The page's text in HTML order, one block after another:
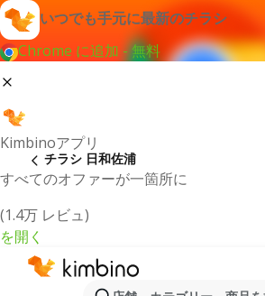
いつでも手元に最新のチラシ
Chrome に追加 - 無料
Kimbinoアプリ
すべてのオファーが一箇所に
(1.4万 レビュ)
を開く
チラシ 日和佐浦
最新のチラシとオファー